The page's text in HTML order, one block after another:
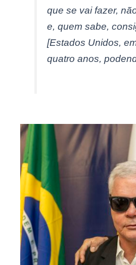
que se vai fazer,
e, quem sabe,
[Estados Unidos,
quatro anos,